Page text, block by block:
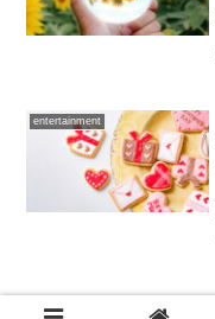
entertainment